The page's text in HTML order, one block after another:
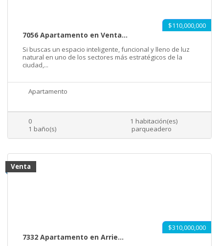
$110,000,000
7056 Apartamento en Venta...
Si buscas un espacio inteligente, funcional y lleno de luz
natural en uno de los sectores más estratégicos de la
ciudad,...
Apartamento
0
1 habitación(es)
1 baño(s)
parqueadero
$310,000,000
7332 Apartamento en Arrie...
Venta